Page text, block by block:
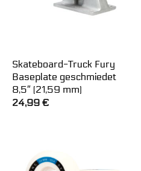
Skateboard-Truck Fury
Baseplate geschmiedet
8,5″ (21,59 mm)
24,99 €